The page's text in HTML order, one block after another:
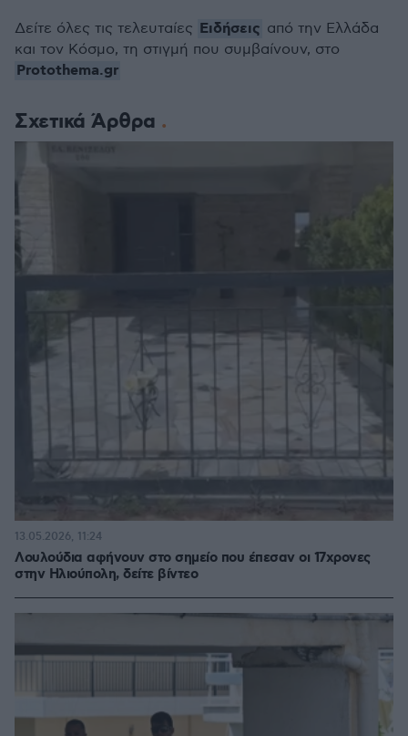
Σχετικά Άρθρα
Λουλούδια αφήνουν στο σημείο που έπεσαν οι 17χρονες
στην Ηλιούπολη, δείτε βίντεο
13.05.2026, 11:24
Δείτε όλες τις τελευταίες Ειδήσεις από την Ελλάδα
και τον Κόσμο, τη στιγμή που συμβαίνουν, στο
Protothema.gr